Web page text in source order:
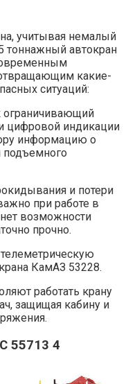
учитывая немалый
тоннажный автокран
какие-
ситуаций:
ограничивающий
цифровой индикации
информацию о
подъемного
и потери
при работе в
возможности
прочно.
КамАЗ 53228.
работать крану
защищая кабину и
55713 4